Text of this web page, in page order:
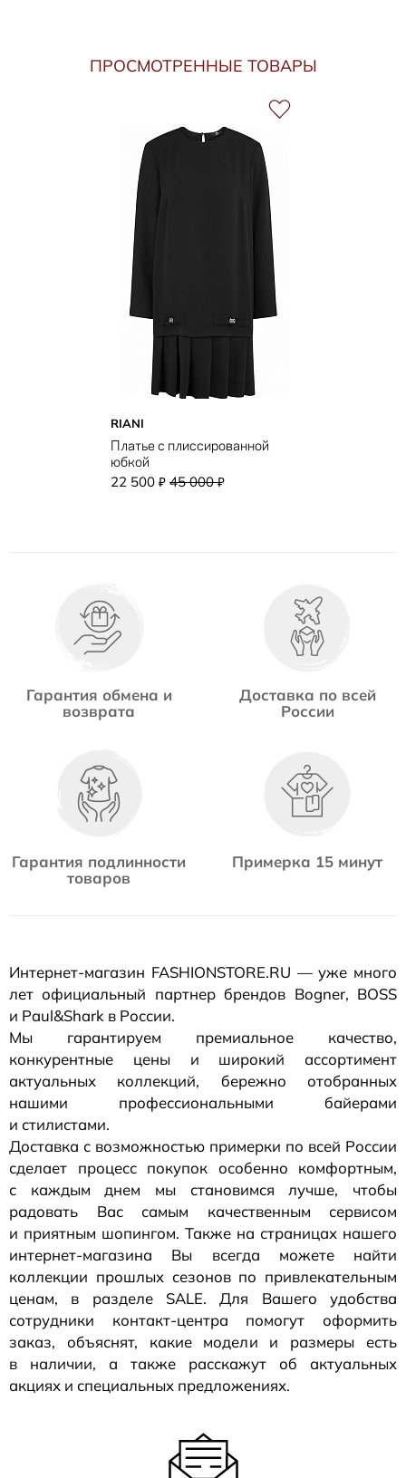
ПРОСМОТРЕННЫЕ ТОВАРЫ
RIANI
Платье с плиссированной
юбкой
22 500 ₽ 45 000₽
Гарантия обмена и
возврата
Доставка по всей
России
Гарантия подлинности
товаров
Примерка 15 минут
Интернет-магазин FASHIONSTORE.RU — уже много
лет официальный партнер брендов Bogner, BOSS
и Paul&Shark в России.
Мы гарантируем премиальное качество,
конкурентные цены и широкий ассортимент
актуальных коллекций, бережно отобранных
нашими профессиональными байерами
и стилистами.
Доставка с возможностью примерки по всей России
сделает процесс покупок особенно комфортным,
с каждым днем мы становимся лучше, чтобы
радовать Вас самым качественным сервисом
и приятным шопингом. Также на страницах нашего
интернет-магазина Вы всегда можете найти
коллекции прошлых сезонов по привлекательным
ценам, в разделе SALE. Для Вашего удобства
сотрудники контакт-центра помогут оформить
заказ, объяснят, какие модели и размеры есть
в наличии, а также расскажут об актуальных
акциях и специальных предложениях.